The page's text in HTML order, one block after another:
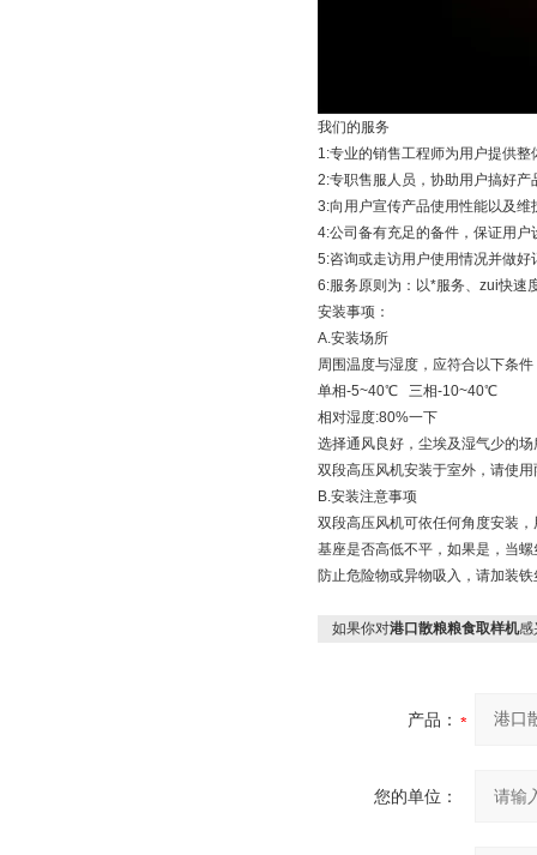
我们的服务
1:专业的销售工程师为用户提供
2:专职售服人员，协助用户搞好
3:向用户宣传产品使用性能以及维
4:公司备有充足的备件，保证用
5:咨询或走访用户使用情况并做好
6:服务原则为：以*服务、zui快速
安装事项：
A.安装场所
周围温度与湿度，应符合以下条件
单相-5~40℃ 三相-10~40℃
相对湿度:80%一下
选择通风良好，尘埃及湿气少的场
双段高压风机安装于室外，请使用
B.安装注意事项
双段高压风机可依任何角度安装
基座是否高低不平，如果是，当
防止危险物或异物吸入，请加装
如果你对港口散粮粮食取样机感
产品：
您的单位：